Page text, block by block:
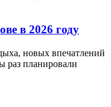
в 2026 году
новых впечатлений
раз планировали